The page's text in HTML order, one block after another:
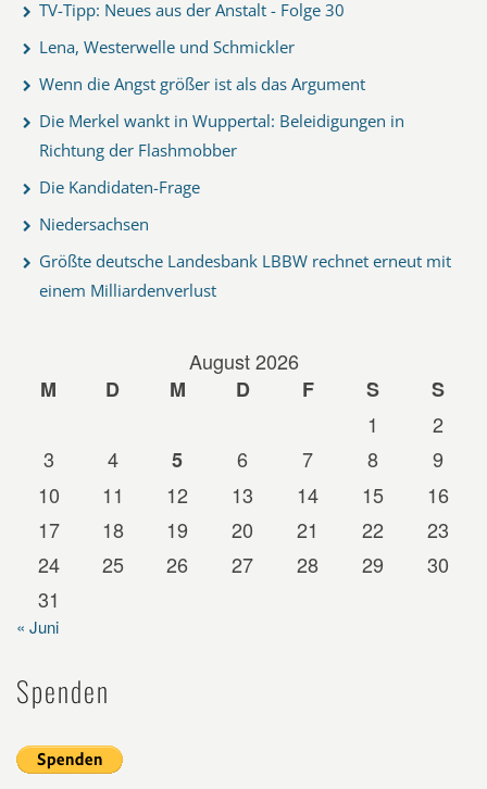
TV-Tipp: Neues aus der Anstalt - Folge 30
Lena, Westerwelle und Schmickler
Wenn die Angst größer ist als das Argument
Die Merkel wankt in Wuppertal: Beleidigungen in
Richtung der Flashmobber
Die Kandidaten-Frage
Niedersachsen
Größte deutsche Landesbank LBBW rechnet erneut mit
einem Milliardenverlust
August 2026
M
D M D F S
S
1
2
3
4 5 6 7 8
9
10
11 12 13 14 15
16
17
18 19 20 21 22
23
24
25 26 27 28 29
30
31
« Juni
Spenden